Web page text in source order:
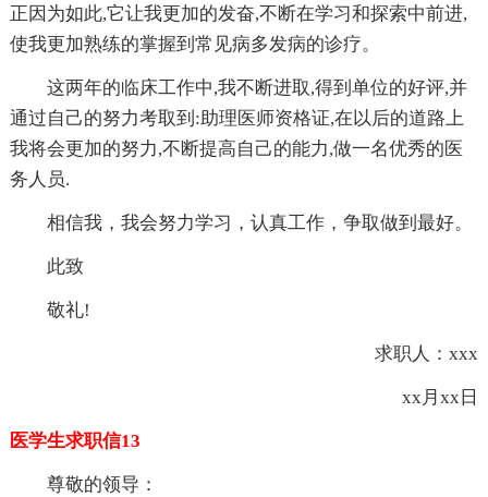
正因为如此,它让我更加的发奋,不断在学习和探索中前进,
使我更加熟练的掌握到常见病多发病的诊疗。
这两年的临床工作中,我不断进取,得到单位的好评,并
通过自己的努力考取到:助理医师资格证,在以后的道路上
我将会更加的努力,不断提高自己的能力,做一名优秀的医
务人员.
相信我，我会努力学习，认真工作，争取做到最好。
此致
敬礼!
求职人：xxx
xx月xx日
医学生求职信13
尊敬的领导：